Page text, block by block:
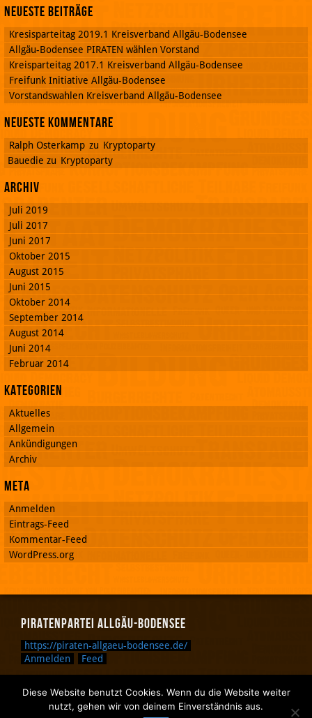
Neueste Beiträge
Kresisparteitag 2019.1 Kreisverband Allgäu-Bodensee
Allgäu-Bodensee PIRATEN wählen Vorstand
Kreisparteitag 2017.1 Kreisverband Allgäu-Bodensee
Freifunk Initiative Allgäu-Bodensee
Vorstandswahlen Kreisverband Allgäu-Bodensee
Neueste Kommentare
Ralph Osterkamp zu Kryptoparty
Bauedie zu Kryptoparty
Archiv
Juli 2019
Juli 2017
Juni 2017
Oktober 2015
August 2015
Juni 2015
Oktober 2014
September 2014
August 2014
Juni 2014
Februar 2014
Kategorien
Aktuelles
Allgemein
Ankündigungen
Archiv
Meta
Anmelden
Eintrags-Feed
Kommentar-Feed
WordPress.org
Piratenpartei Allgäu-Bodensee
https://piraten-allgaeu-bodensee.de/
Anmelden
Feed
Zurück nach oben.
Zurück zum Anfang des Textes.
Diese Website benutzt Cookies. Wenn du die Website weiter
nutzt, gehen wir von deinem Einverständnis aus.